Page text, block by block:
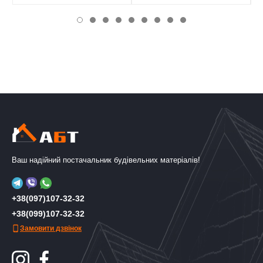
Ваш надійний постачальник будівельних матеріалів!
+38(097)107-32-32
+38(099)107-32-32
Замовити дзвінок